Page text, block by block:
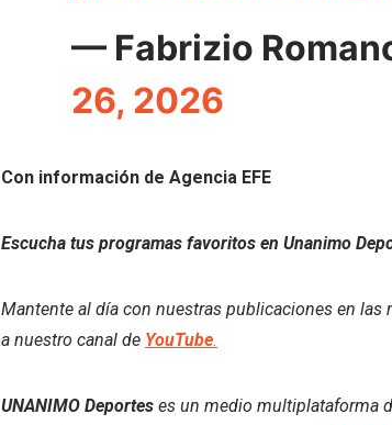
— Fabrizio
26, 2026
Con información de Agencia EFE
Escucha tus programas favoritos en Unanimo
Mantente al día con nuestras publicaciones en las
a nuestro canal de YouTube.
UNANIMO Deportes es un medio multiplataforma